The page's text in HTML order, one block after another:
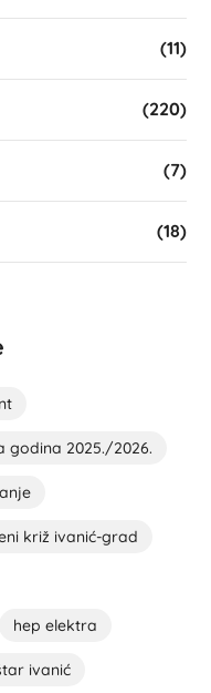
(11)
(220)
(7)
(18)
godina 2025./2026.
križ ivanić-grad
hep elektra
ivanić